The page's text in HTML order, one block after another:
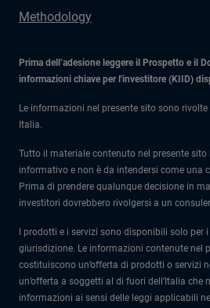
Methodology
Prima dell’adesione leggere il Prospetto e il
informazioni chiave per l'investitore (KIID)
Le informazioni nel presente sito sono
Italia.
Tutto il materiale contenuto nel presente
informativo e non è da intendersi come una
Prima di prendere qualunque decisione in
investitori dovrebbero rivolgersi a un
I prodotti e i servizi sono disponibili solo per
giurisdizione. Le informazioni contenute nel
costituiscono un’offerta di prodotti o servizi
un’offerta a soggetti al di fuori dell’Italia che
informazioni ai sensi delle leggi applicabili